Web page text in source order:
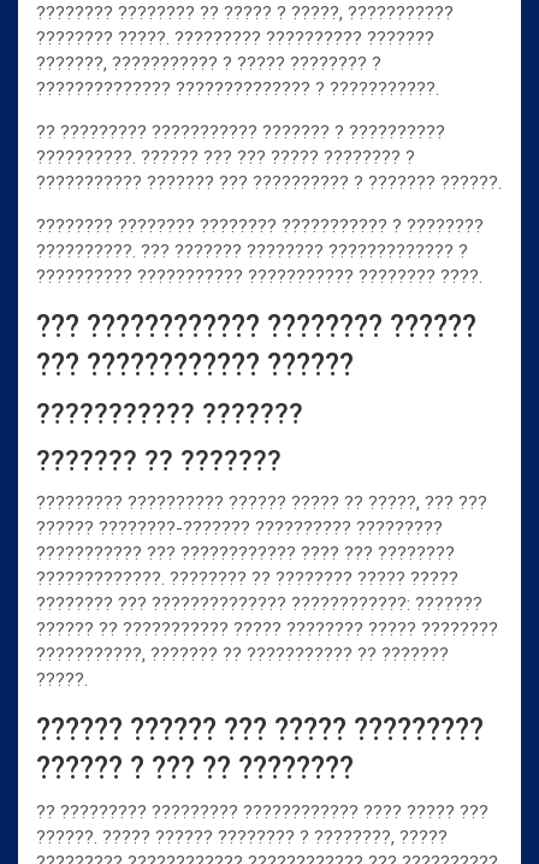
???????? ???????? ?? ????? ? ?????, ???????????
???????? ?????. ????????? ?????????? ???????
???????, ??????????? ? ????? ???????? ?
?????????????? ?????????????? ? ???????????.
?? ????????? ??????????? ??????? ? ??????????
??????????. ?????? ??? ??? ????? ???????? ?
??????????? ??????? ??? ?????????? ? ??????? ??????.
???????? ???????? ???????? ??????????? ? ????????
??????????. ??? ??????? ???????? ????????????? ?
?????????? ??????????? ??????????? ???????? ????.
??? ???????????? ???????? ??????
??? ???????????? ??????
??????????? ???????
??????? ?? ???????
????????? ?????????? ?????? ????? ?? ?????, ??? ???
?????? ????????-??????? ?????????? ?????????
??????????? ??? ???????????? ???? ??? ????????
?????????????. ???????? ?? ???????? ????? ?????
???????? ??? ?????????????? ????????????: ???????
?????? ?? ??????????? ????? ???????? ????? ????????
???????????, ??????? ?? ??????????? ?? ???????
?????.
?????? ?????? ??? ????? ?????????
?????? ? ??? ?? ????????
?? ????????? ????????? ???????????? ???? ????? ???
??????. ????? ?????? ???????? ? ????????, ?????